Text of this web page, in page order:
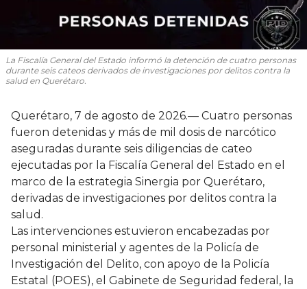
La Fiscalía General del Estado informó la detención de cuatro personas
durante seis cateos derivados de investigaciones por delitos contra la
salud en Querétaro.
Querétaro, 7 de agosto de 2026.— Cuatro personas
fueron detenidas y más de mil dosis de narcótico
aseguradas durante seis diligencias de cateo
ejecutadas por la Fiscalía General del Estado en el
marco de la estrategia Sinergia por Querétaro,
derivadas de investigaciones por delitos contra la
salud.
Las intervenciones estuvieron encabezadas por
personal ministerial y agentes de la Policía de
Investigación del Delito, con apoyo de la Policía
Estatal (POES), el Gabinete de Seguridad federal, la